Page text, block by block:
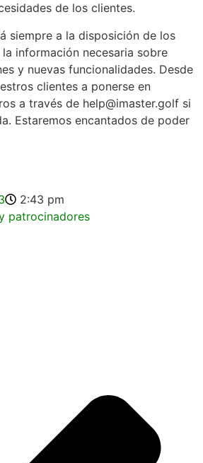
de los clientes.
siempre a la disposición de los
información necesaria sobre
y nuevas funcionalidades. Desde
clientes a ponerse en
a través de help@imaster.golf si
Estaremos encantados de poder
2:43 pm
patrocinadores